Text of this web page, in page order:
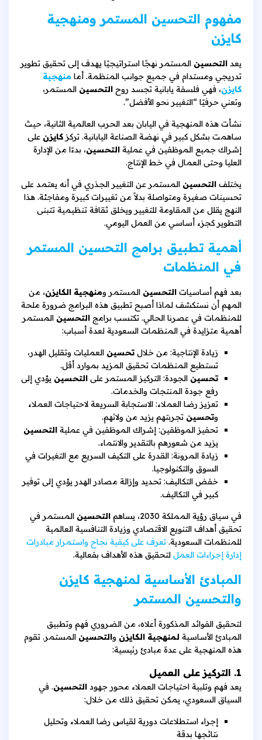
مفهوم التحسين المستمر ومنهجية
كايزن
يعد التحسين المستمر نهجًا استراتيجيًا يهدف إلى تحقيق تطوير
تدريجي ومستدام في جميع جوانب المنظمة. أما منهجية
كايزن، فهي فلسفة يابانية تجسد روح التحسين المستمر،
وتعني حرفيًا “التغيير نحو الأفضل”.
نشأت هذه المنهجية في اليابان بعد الحرب العالمية الثانية، حيث
ساهمت بشكل كبير في نهضة الصناعة اليابانية. تركز كايزن على
إشراك جميع الموظفين في عملية التحسين، بدءًا من الإدارة
العليا وحتى العمال في خط الإنتاج.
يختلف التحسين المستمر عن التغيير الجذري في أنه يعتمد على
تحسينات صغيرة ومتواصلة بدلاً من تغييرات كبيرة ومفاجئة. هذا
النهج يقلل من المقاومة للتغيير ويخلق ثقافة تنظيمية تتبنى
التطوير كجزء أساسي من العمل اليومي.
أهمية تطبيق برامج التحسين المستمر
في المنظمات
بعد فهم أساسيات التحسين المستمر ومنهجية الكايزن، من
المهم أن نستكشف لماذا أصبح تطبيق هذه البرامج ضرورة ملحة
للمنظمات في عصرنا الحالي. تكتسب برامج التحسين المستمر
أهمية متزايدة في المنظمات السعودية لعدة أسباب:
زيادة الإنتاجية: من خلال تحسين العمليات وتقليل الهدر،
تستطيع المنظمات تحقيق المزيد بموارد أقل.
تحسين الجودة: التركيز المستمر على التحسين يؤدي إلى
رفع جودة المنتجات والخدمات.
تعزيز رضا العملاء: الاستجابة السريعة لاحتياجات العملاء
وتحسين تجربتهم يزيد من ولائهم.
تحفيز الموظفين: إشراك الموظفين في عملية التحسين
يزيد من شعورهم بالتقدير والانتماء.
زيادة المرونة: القدرة على التكيف السريع مع التغيرات في
السوق والتكنولوجيا.
خفض التكاليف: تحديد وإزالة مصادر الهدر يؤدي إلى توفير
كبير في التكاليف.
في سياق رؤية المملكة 2030، يساهم التحسين المستمر في
تحقيق أهداف التنويع الاقتصادي وزيادة التنافسية العالمية
للمنظمات السعودية. تعرف على كيفية نجاح واستمرار مبادرات
إدارة إجراءات العمل لتحقيق هذه الأهداف بفعالية.
المبادئ الأساسية لمنهجية كايزن
والتحسين المستمر
لتحقيق الفوائد المذكورة أعلاه، من الضروري فهم وتطبيق
المبادئ الأساسية لمنهجية الكايزن والتحسين المستمر. تقوم
هذه المنهجية على عدة مبادئ رئيسية:
1. التركيز على العميل
يعد فهم وتلبية احتياجات العملاء محور جهود التحسين. في
السياق السعودي، يمكن تحقيق ذلك من خلال:
إجراء استطلاعات دورية لقياس رضا العملاء وتحليل
نتائجها بدقة